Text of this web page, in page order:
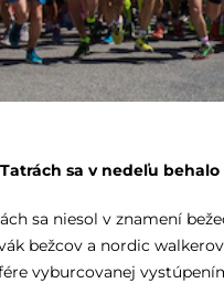
Tatrách sa v nedeľu
sa niesol v znamení
bežcov a nordic
vyburcovanej